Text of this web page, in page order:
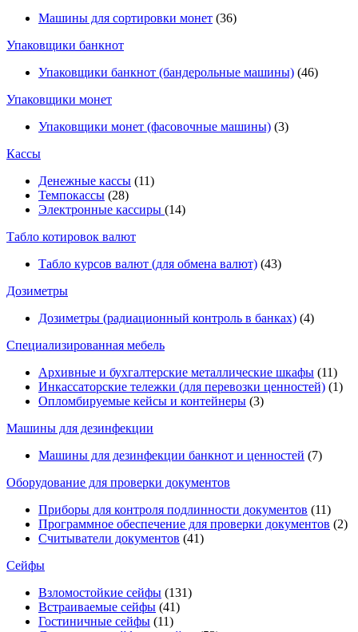
Машины для сортировки монет (36)
Упаковщики банкнот
Упаковщики банкнот (бандерольные машины) (46)
Упаковщики монет
Упаковщики монет (фасовочные машины) (3)
Кассы
Денежные кассы (11)
Темпокассы (28)
Электронные кассиры (14)
Табло котировок валют
Табло курсов валют (для обмена валют) (43)
Дозиметры
Дозиметры (радиационный контроль в банках) (4)
Специализированная мебель
Архивные и бухгалтерские металлические шкафы (11)
Инкассаторские тележки (для перевозки ценностей) (1)
Опломбируемые кейсы и контейнеры (3)
Машины для дезинфекции
Машины для дезинфекции банкнот и ценностей (7)
Оборудование для проверки документов
Приборы для контроля подлинности документов (11)
Программное обеспечение для проверки документов (2)
Считыватели документов (41)
Сейфы
Взломостойкие сейфы (131)
Встраиваемые сейфы (41)
Гостиничные сейфы (11)